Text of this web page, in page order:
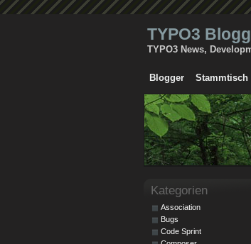
TYPO3
TYPO3 News,
Blogger Stammtisch
Kategorien
Association
Bugs
Code Sprint